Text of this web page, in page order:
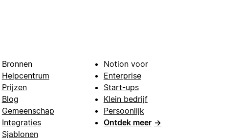
Bronnen
Helpcentrum
Prijzen
Blog
Gemeenschap
Integraties
Sjablonen
Notion voor
Enterprise
Start-ups
Klein bedrijf
Persoonlijk
Ontdek meer →